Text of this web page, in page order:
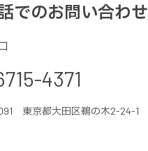
でのお問い合わせ
4371
東京都大田区鵜の木2-24-1